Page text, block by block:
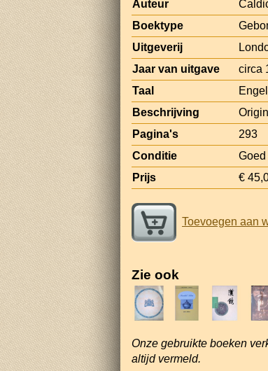
Auteur
Boektype
Uitgeverij
Jaar van uitgave
circa
Taal
Beschrijving
Pagina's
293
Conditie
Prijs
€
Toevoegen aan
Zie ook
Onze gebruikte boeken
altijd vermeld.